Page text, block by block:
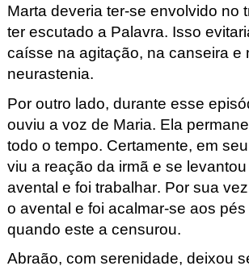
Marta deveria ter-se envolvido no
ter escutado a Palavra. Isso
caísse na agitação, na canseira e
neurastenia.
Por outro lado, durante esse
ouviu a voz de Maria. Ela
todo o tempo. Certamente, em
viu a reação da irmã e se
avental e foi trabalhar. Por sua
o avental e foi acalmar-se aos
quando este a censurou.
Abraão, com serenidade, deixou